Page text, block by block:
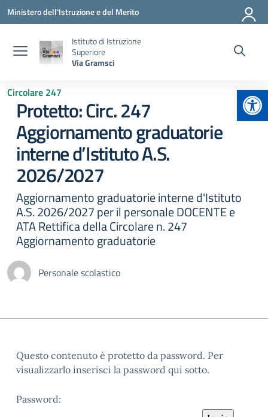
Vai ai contenuti
Vai al menu di navigazione
Vai al footer
Ministero dell'Istruzione e del Merito
Istituto di Istruzione
Superiore
Via Gramsci
Circolare 247
Protetto: Circ. 247
Aggiornamento graduatorie
interne d’Istituto A.S.
2026/2027
Aggiornamento graduatorie interne d'Istituto
A.S. 2026/2027 per il personale DOCENTE e
ATA Rettifica della Circolare n. 247
Aggiornamento graduatorie
Personale scolastico
Questo contenuto è protetto da password. Per
visualizzarlo inserisci la password qui sotto.
Password: